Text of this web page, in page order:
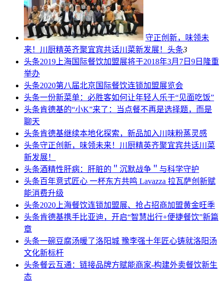
守正创新，味领未
来！川厨精英齐聚宜宾共话川菜新发展！ 头条3
头条2019上海国际餐饮加盟展将于2018年3月7日9日隆重
举办
头条2020第八届北京国际餐饮连锁加盟展览会
头条一份新菜单：必胜客如何让年轻人乐于“见面吃饭”
头条肯德基的“小K”来了：当点餐不再是选择题，而是
聊天
头条肯德基继续本地化探索，新品加入川味粉蒸灵感
头条守正创新，味领未来！川厨精英齐聚宜宾共话川菜
新发展！
头条酒精性肝病：肝脏的＂沉默战争＂与科学守护
头条百年意式匠心 一杯东方共鸣 Lavazza 拉瓦萨创新赋
能消费升级
头条2020上海餐饮连锁加盟展、抢占招商加盟黄金旺季
头条肯德基携手比亚迪，开启“智慧出行+便捷餐饮”新篇
章
头条一碗豆腐汤暖了洛阳城 豫李强十年匠心铸就洛阳汤
文化新标杆
头条餐云互通：链接品牌方赋能商家-构建外卖餐饮新生
态